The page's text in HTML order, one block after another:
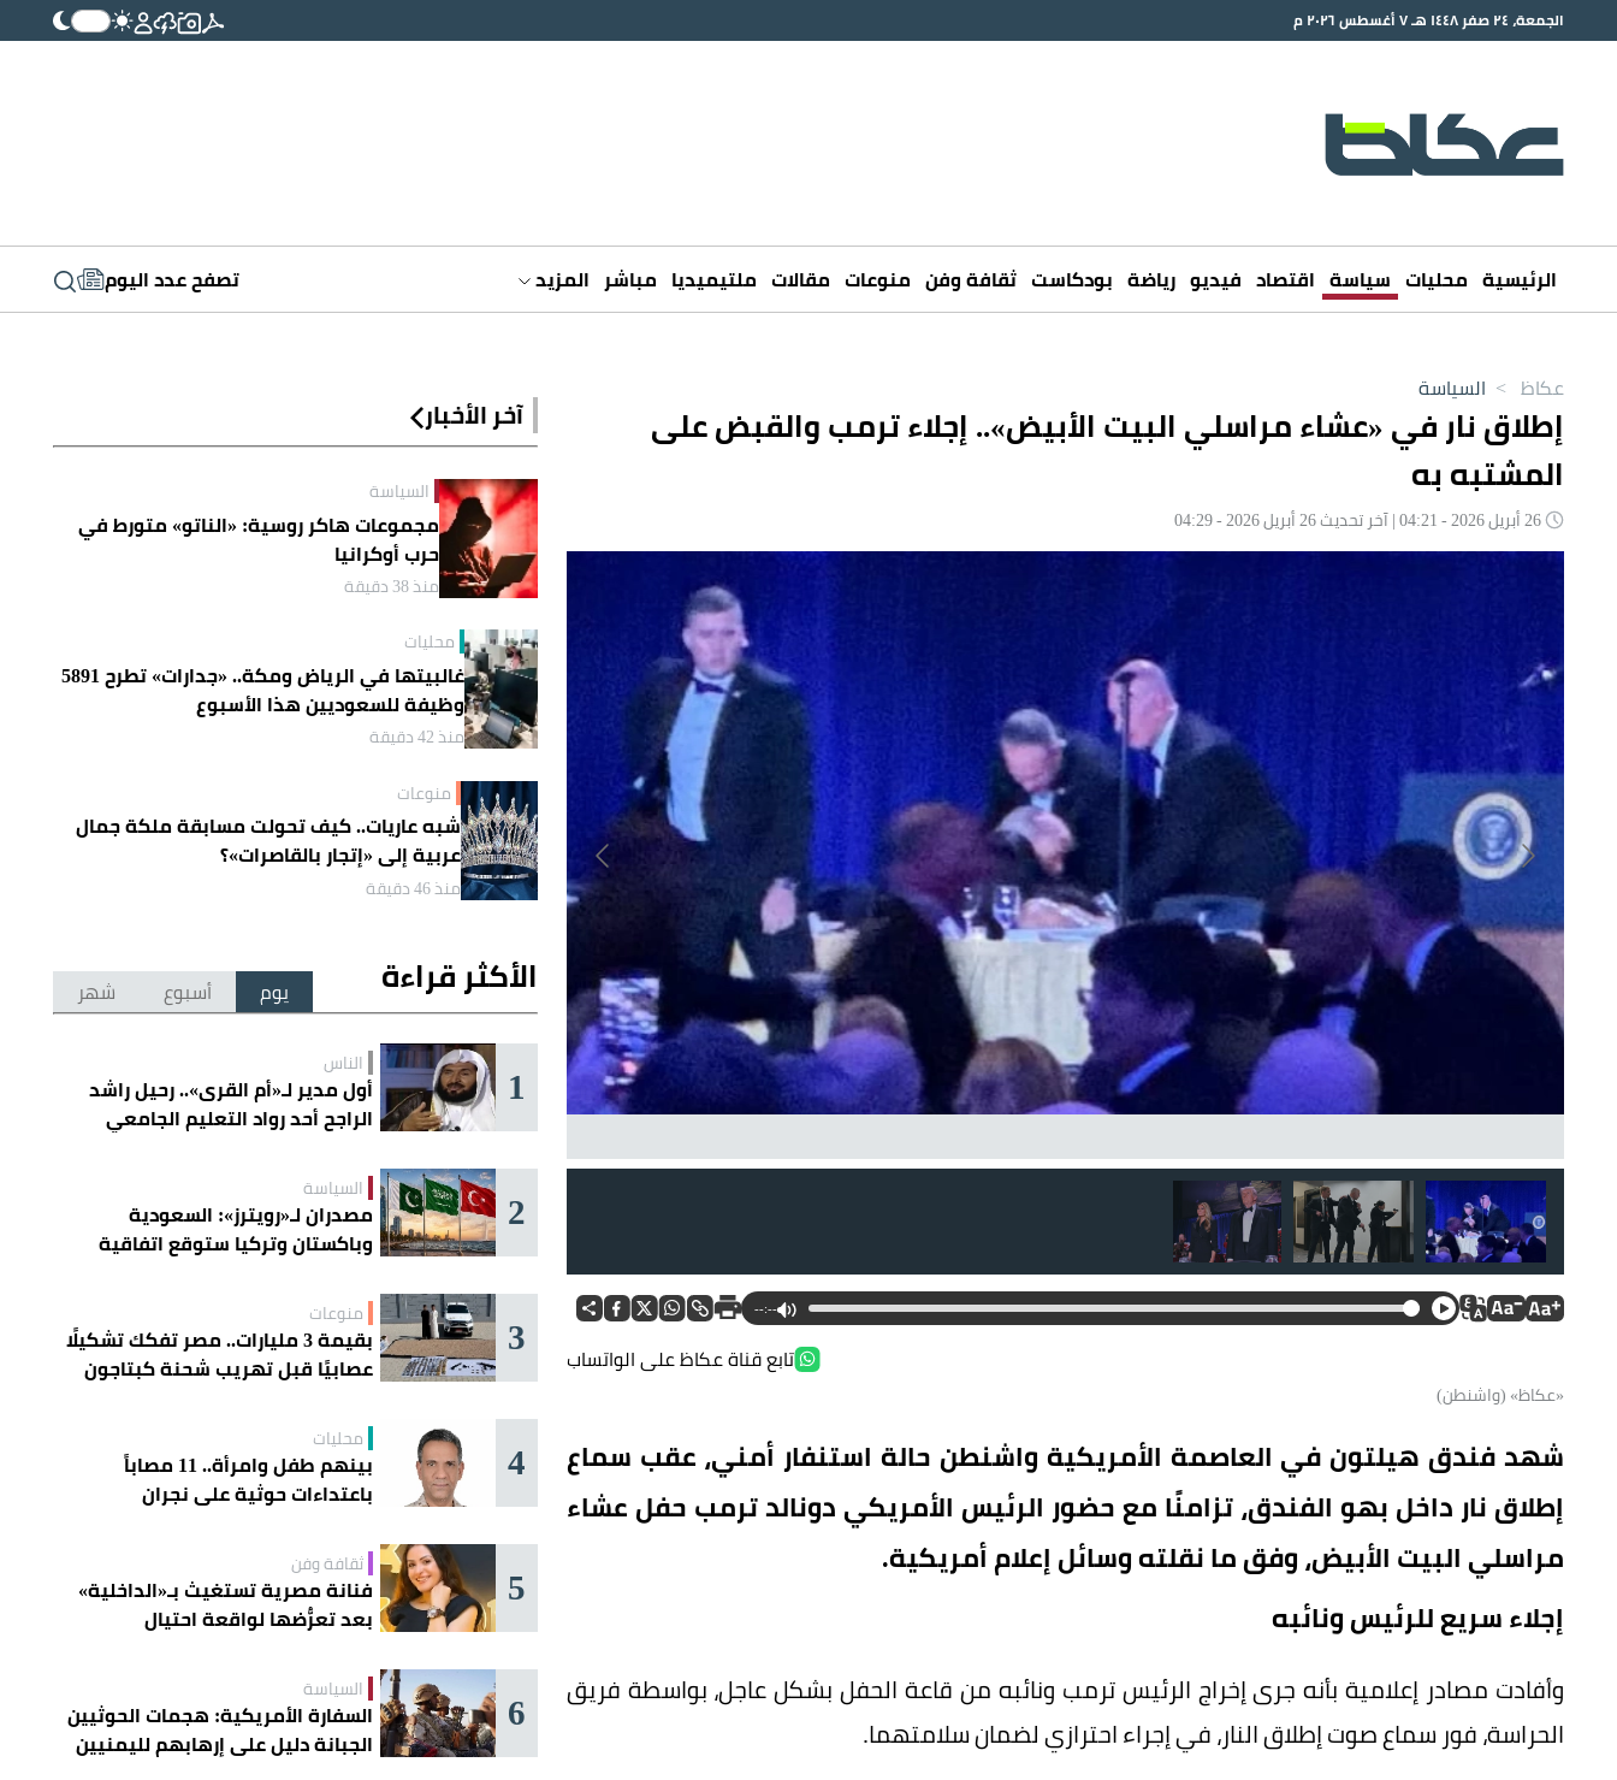
الجمعة، ٢٤ صفر ١٤٤٨ هـ ٧ أغسطس ٢٠٢٦ م
الرئيسية محليات سياسة اقتصاد فيديو رياضة بودكاست ثقافة وفن منوعات مقالات ملتيميديا مباشر المزيد تصفح عدد اليوم
عكاظ > السياسة
إطلاق نار في «عشاء مراسلي البيت الأبيض».. إجلاء ترمب والقبض على
المشتبه به
فريق الحراسة الخاص بالرئيس الأمريكي يحاولون حمايته فور سماع صوت إطلاق النار، في إجراء احترازي لضمان سلامته.
--:--
تابع قناة عكاظ على الواتساب
«عكاظ» (واشنطن)
شهد فندق هيلتون في العاصمة الأمريكية واشنطن حالة استنفار أمني، عقب سماع
إطلاق نار داخل بهو الفندق، تزامنًا مع حضور الرئيس الأمريكي دونالد ترمب حفل عشاء
مراسلي البيت الأبيض، وفق ما نقلته وسائل إعلام أمريكية.
إجلاء سريع للرئيس ونائبه
وأفادت مصادر إعلامية بأنه جرى إخراج الرئيس ترمب ونائبه من قاعة الحفل بشكل عاجل، بواسطة فريق
الحراسة، فور سماع صوت إطلاق النار، في إجراء احترازي لضمان سلامتهما.
آخر الأخبار
السياسة
مجموعات هاكر روسية: «الناتو» متورط في
حرب أوكرانيا
منذ 38 دقيقة
محليات
غالبيتها في الرياض ومكة.. «جدارات» تطرح 5891
وظيفة للسعوديين هذا الأسبوع
منذ 42 دقيقة
منوعات
شبه عاريات.. كيف تحولت مسابقة ملكة جمال
عربية إلى «إتجار بالقاصرات»؟
منذ 46 دقيقة
الأكثر قراءة يوم أسبوع شهر
1 الناس
أول مدير لـ«أم القرى».. رحيل راشد
الراجح أحد رواد التعليم الجامعي
2 السياسة
مصدران لـ«رويترز»: السعودية
وباكستان وتركيا ستوقع اتفاقية
3 منوعات
بقيمة 3 مليارات.. مصر تفكك تشكيلًا
عصابيًا قبل تهريب شحنة كبتاجون
4 محليات
بينهم طفل وامرأة.. 11 مصاباً
باعتداءات حوثية على نجران
5 ثقافة وفن
فنانة مصرية تستغيث بـ«الداخلية»
بعد تعرُّضها لواقعة احتيال
6 السياسة
السفارة الأمريكية: هجمات الحوثيين
الجبانة دليل على إرهابهم لليمنيين